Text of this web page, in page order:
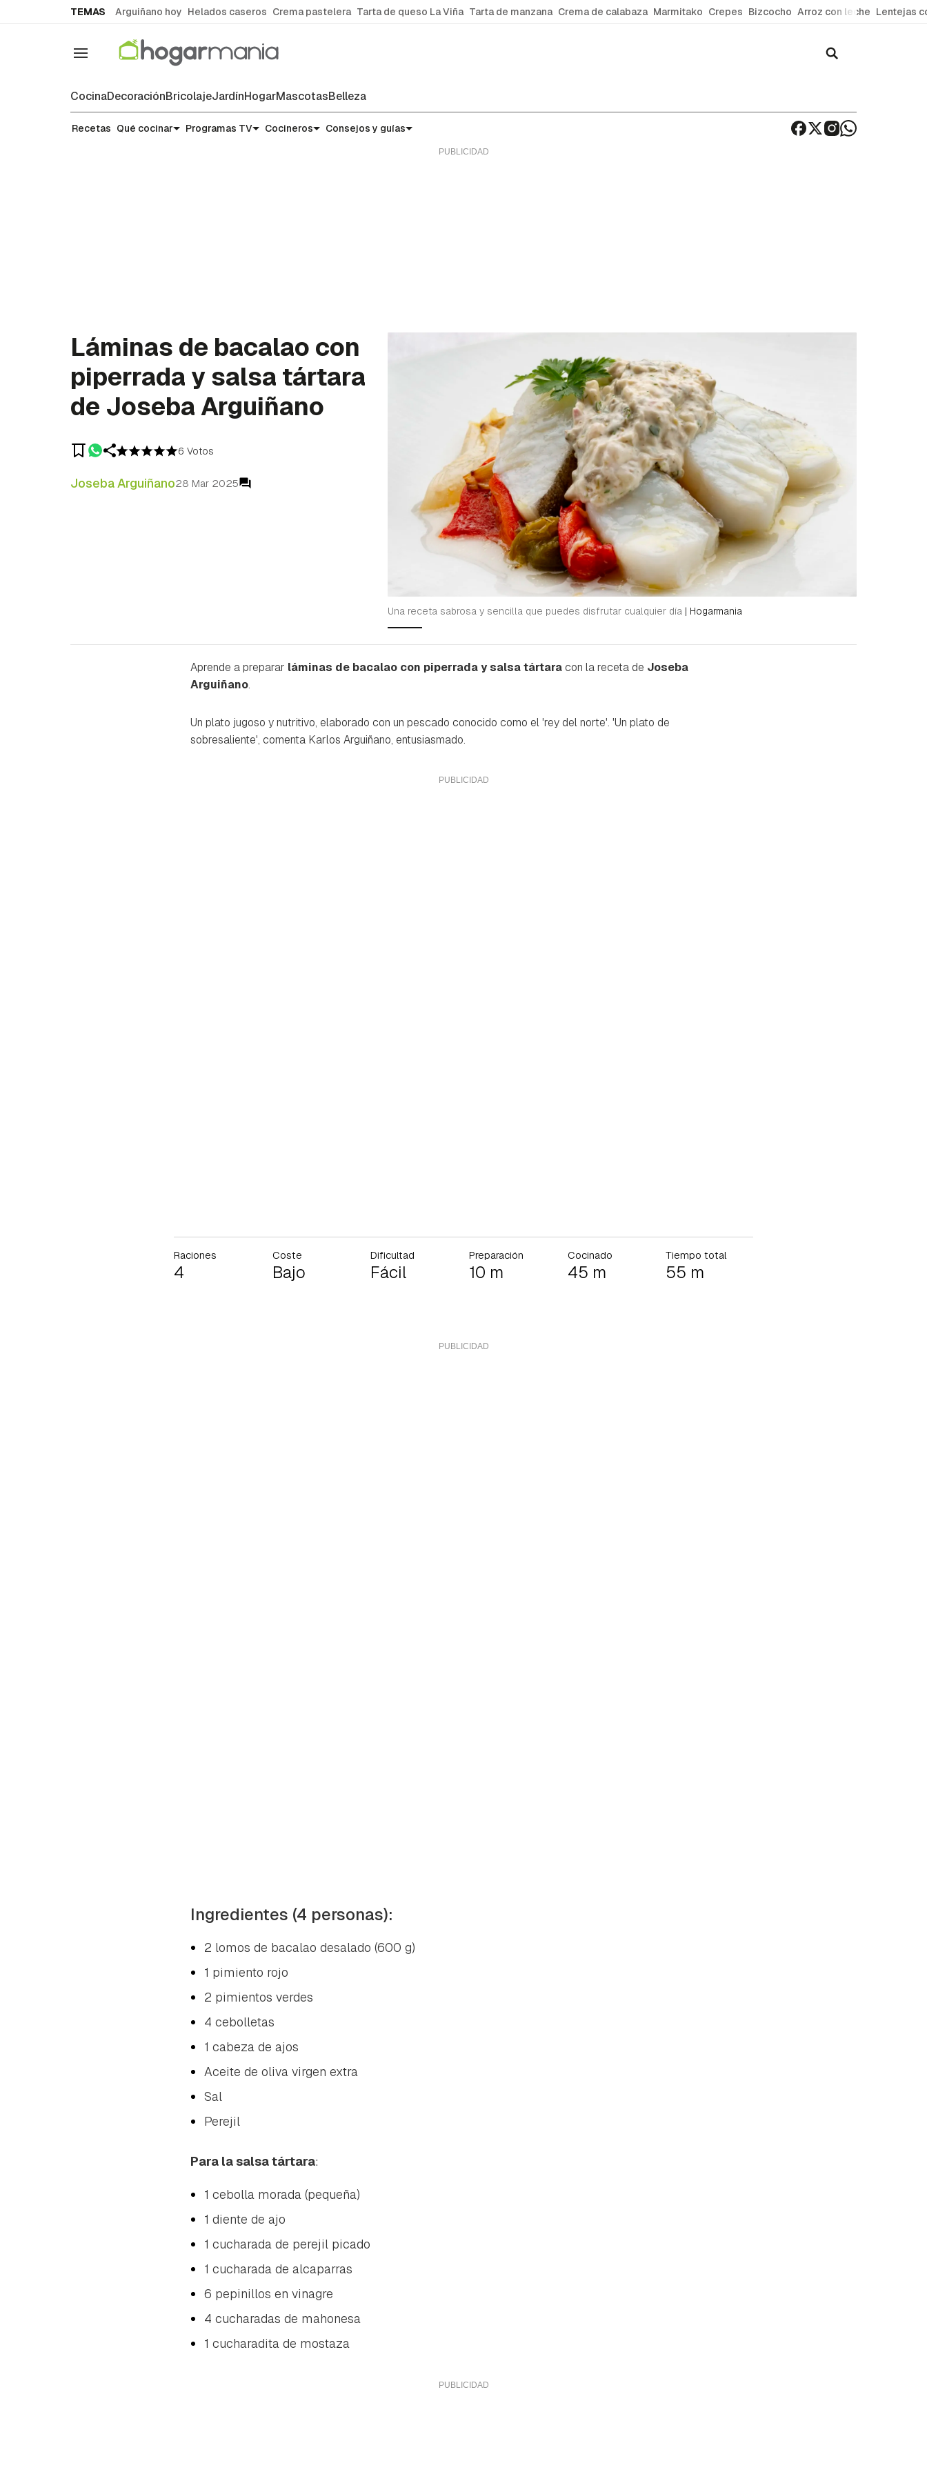
TEMAS Arguiñano hoy Helados caseros Crema pastelera Tarta de queso La Viña Tarta de manzana Crema de calabaza Marmitako Crepes Bizcocho Arroz con leche Lentejas
Navegación
CocinaDecoraciónBricolajeJardínHogarMascotasBelleza
Recetas
Recetas Qué cocinar Programas TV Cocineros Consejos y guías
Láminas de bacalao con
piperrada y salsa tártara
de Joseba Arguiñano
6 Votos
Joseba Arguiñano28 Mar 2025
Una receta sabrosa y sencilla que puedes disfrutar cualquier día | Hogarmania
Aprende a preparar láminas de bacalao con piperrada y salsa tártaracon la receta de Joseba
Arguiñano.
Un plato jugoso y nutritivo, elaborado con un pescado conocido como el 'rey del norte'. 'Un plato de
sobresaliente', comenta Karlos Arguiñano, entusiasmado.
Raciones
4
Coste
Bajo
Dificultad
Fácil
Preparación
10 m
Cocinado
45 m
Tiempo total
55 m
Ingredientes (4 personas):
2 lomos de bacalao desalado (600 g)
1 pimiento rojo
2 pimientos verdes
4 cebolletas
1 cabeza de ajos
Aceite de oliva virgen extra
Sal
Perejil
Para la salsa tártara:
1 cebolla morada (pequeña)
1 diente de ajo
1 cucharada de perejil picado
1 cucharada de alcaparras
6 pepinillos en vinagre
4 cucharadas de mahonesa
1 cucharadita de mostaza